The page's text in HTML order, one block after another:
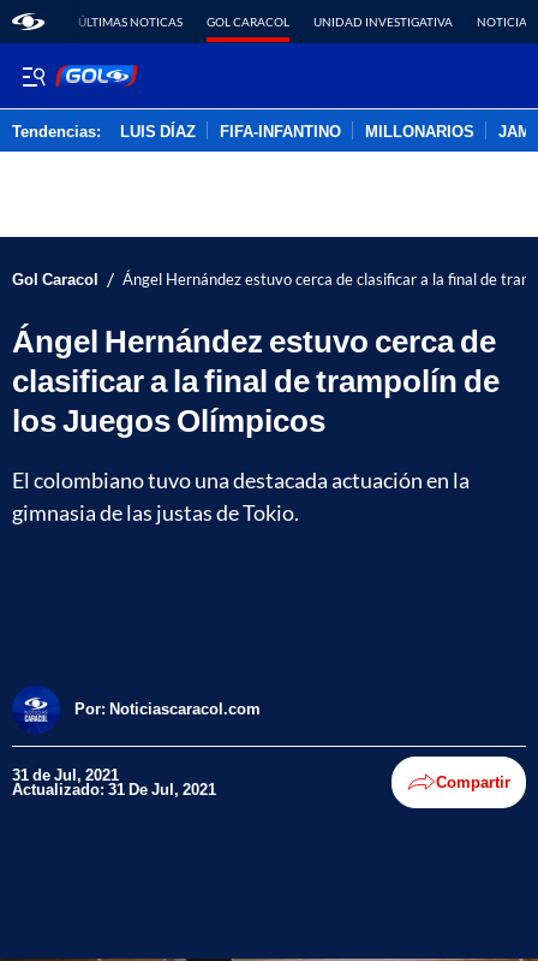
ÚLTIMAS NOTICAS GOL CARACOL UNIDAD INVESTIGATIVA NOTICIAS
Tendencias: LUIS DÍAZ FIFA-INFANTINO MILLONARIOS
Gol Caracol / Ángel Hernández estuvo cerca de clasificar a la final de
Ángel Hernández estuvo cerca de
clasificar a la final de trampolín de
los Juegos Olímpicos
El colombiano tuvo una destacada actuación en la
gimnasia de las justas de Tokio.
Por: Noticiascaracol.com
31 de Jul, 2021
Actualizado: 31 De Jul, 2021 Compartir